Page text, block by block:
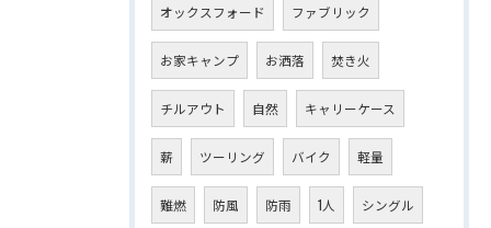
オックスフォード ファブリック
お家キャンプ お洒落 焚き火
チルアウト 自然 キャリーケース
薪 ツーリング バイク 軽量
難燃 防風 防雨 1人 シングル